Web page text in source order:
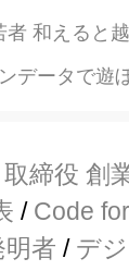
者 和えると
データで遊
締役 創
/ Code
明者 / デ